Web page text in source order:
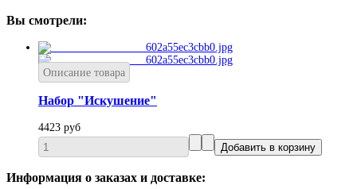
Вы смотрели:
Описание товара
Набор "Искушение"
4423 руб
Информация о заказах и доставке: